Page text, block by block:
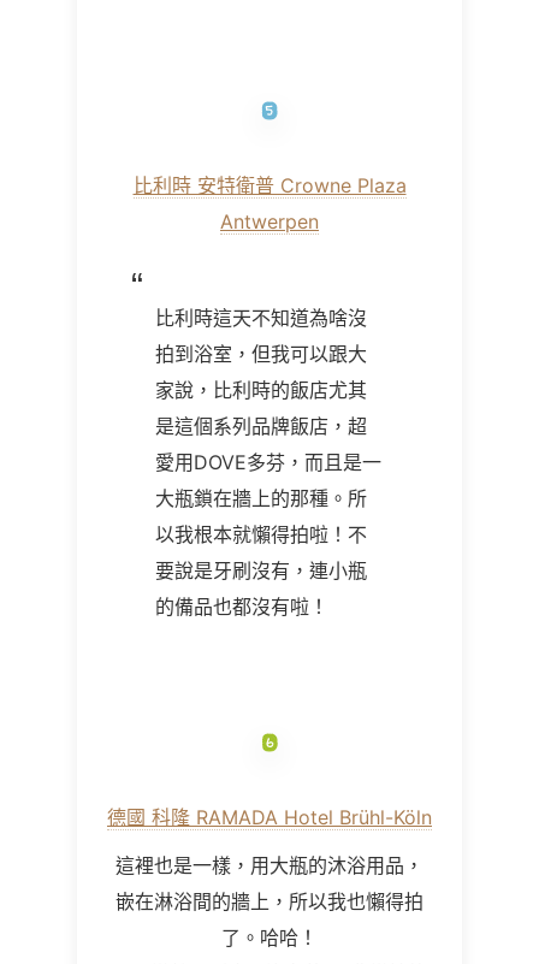
比利時 安特衛普 Crowne Plaza
Antwerpen
比利時這天不知道為啥沒
拍到浴室，但我可以跟大
家說，比利時的飯店尤其
是這個系列品牌飯店，超
愛用DOVE多芬，而且是一
大瓶鎖在牆上的那種。所
以我根本就懶得拍啦！不
要說是牙刷沒有，連小瓶
的備品也都沒有啦！
德國 科隆 RAMADA Hotel Brühl-Köln
這裡也是一樣，用大瓶的沐浴用品，
嵌在淋浴間的牆上，所以我也懶得拍
了。哈哈！